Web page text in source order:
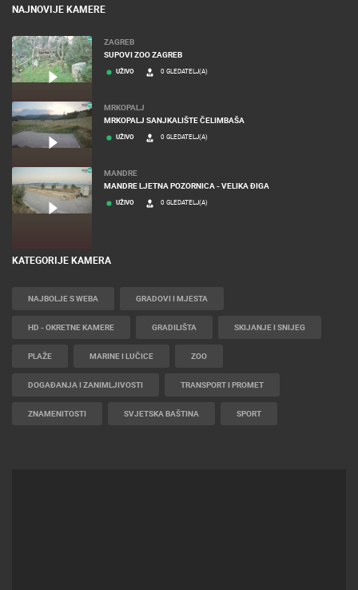
NAJNOVIJE KAMERE
ZAGREB
SUPOVI ZOO ZAGREB
UŽIVO 0 GLEDATELJ(A)
MRKOPALJ
MRKOPALJ SANJKALIŠTE ČELIMBAŠA
UŽIVO 0 GLEDATELJ(A)
MANDRE
MANDRE LJETNA POZORNICA - VELIKA ĐIGA
UŽIVO 0 GLEDATELJ(A)
KATEGORIJE KAMERA
NAJBOLJE S WEBA GRADOVI I MJESTA
HD - OKRETNE KAMERE GRADILIŠTA SKIJANJE I SNIJEG
PLAŽE MARINE I LUČICE ZOO
DOGAĐANJA I ZANIMLJIVOSTI TRANSPORT I PROMET
ZNAMENITOSTI SVJETSKA BAŠTINA SPORT